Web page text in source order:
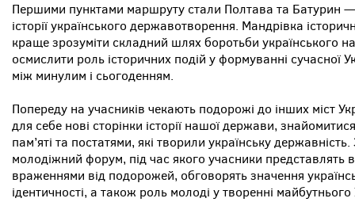
Першими пунктами маршруту стали Полтава та Батурин
історії українського державотворення. Мандрівка
краще зрозуміти складний шлях боротьби українського
осмислити роль історичних подій у формуванні сучасної
між минулим і сьогоденням.
Попереду на учасників чекають подорожі до інших міст
для себе нові сторінки історії нашої держави,
пам’яті та постатями, які творили українську
молодіжний форум, під час якого учасники представлять
враженнями від подорожей, обговорять значення
ідентичності, а також роль молоді у творенні майбутнього